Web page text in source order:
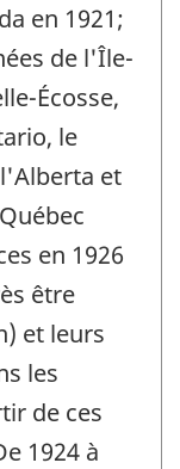
en 1921;
de l'Île-
Écosse,
le
et
en 1926
être
et leurs
les
de ces
1924 à